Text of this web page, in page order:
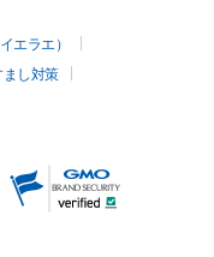
エラエ）
し対策